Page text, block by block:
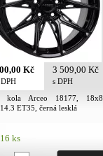
Kč 3 509,00 Kč
s DPH
kola Arceo 18177, 18x8
ET35, černá lesklá
16 ks